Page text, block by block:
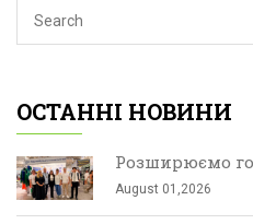
ОСТАННІ НОВИНИ
Розширюємо
August 01,2026